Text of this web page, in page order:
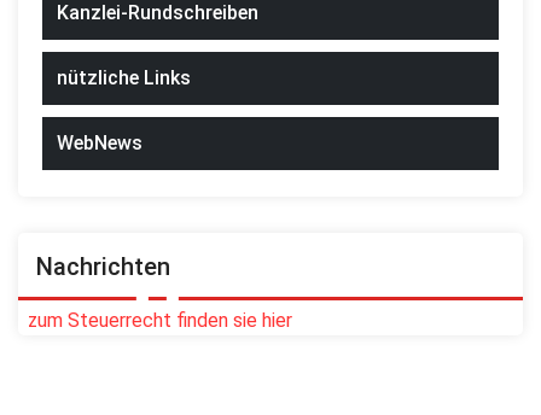
Kanzlei-Rundschreiben
nützliche Links
WebNews
Nachrichten
zum Steuerrecht finden sie hier